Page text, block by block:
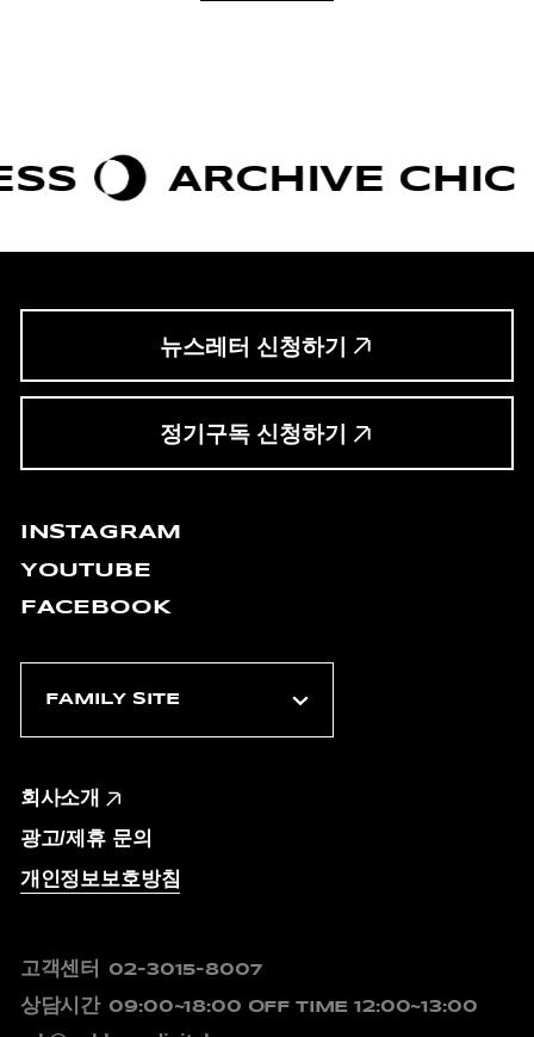
ARCHIVE CHIC
뉴스레터 신청하기
정기구독 신청하기
INSTAGRAM
YOUTUBE
FACEBOOK
회사소개
광고/제휴 문의
개인정보보호방침
고객센터 02-3015-8007
상담시간 09:00~18:00 OFF TIME 12:00~13:00